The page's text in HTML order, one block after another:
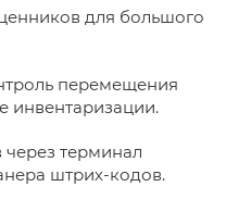
для большого
перемещения
инвентаризации.
через терминал
штрих-кодов.